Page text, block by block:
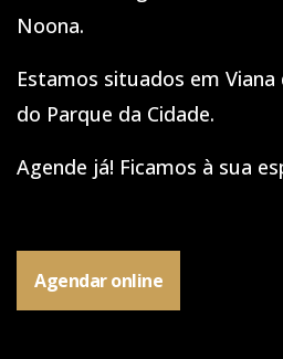
Noona.
Estamos situados em Viana
do Parque da Cidade.
Agende já! Ficamos à sua
Agendar online